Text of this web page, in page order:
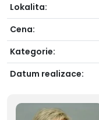
Lokalita:
Cena:
Kategorie:
Datum realizace: